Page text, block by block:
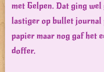
met Gelpen. Dat ging
lastiger op bullet journal
papier maar nog gaf het
doffer.